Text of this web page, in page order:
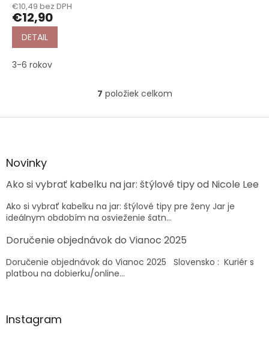
€10,49 bez DPH
€12,90
DETAIL
3-6 rokov
O
l
i
e
p
r
v
k
y
v
ý
7 položiek celkom
Z
äNovinky
Ako si vybrať kabelku na jar: štýlové tipy od Nicole Lee
Ako si vybrať kabelku na jar: štýlové tipy pre ženy Jar je
ideálnym obdobím na osvieženie šatn...
Doručenie objednávok do Vianoc 2025
Doručenie objednávok do Vianoc 2025 Slovensko : Kuriér s
platbou na dobierku/online...
Instagram